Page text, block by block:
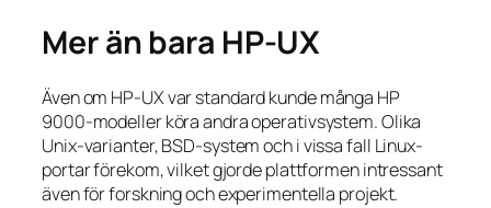
Mer än bara HP-UX
Även om HP-UX var standard kunde många HP
9000-modeller köra andra operativsystem. Olika
Unix-varianter, BSD-system och i vissa fall Linux-
portar förekom, vilket gjorde plattformen intressant
även för forskning och experimentella projekt.